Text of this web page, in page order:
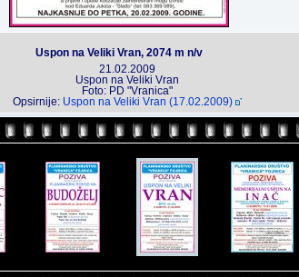
Uspon na Veliki Vran, 2074 m n/v
21.02.2009
Uspon na Veliki Vran
Foto: PD "Vranica"
Opsirnije: Uspon na Veliki Vran (17.02.2009)